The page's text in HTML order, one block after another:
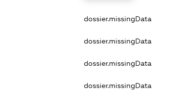
dossier.missingData
dossier.missingData
dossier.missingData
dossier.missingData